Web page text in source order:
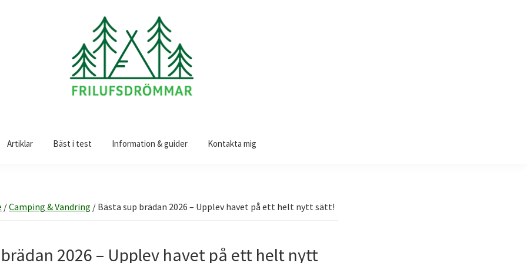
Artiklar Bäst i test Information & guider Kontakta mig
/Camping & Vandring / Bästa sup brädan 2026 – Upplev havet på ett helt nytt sätt!
2026 – Upplev havet på ett helt nytt